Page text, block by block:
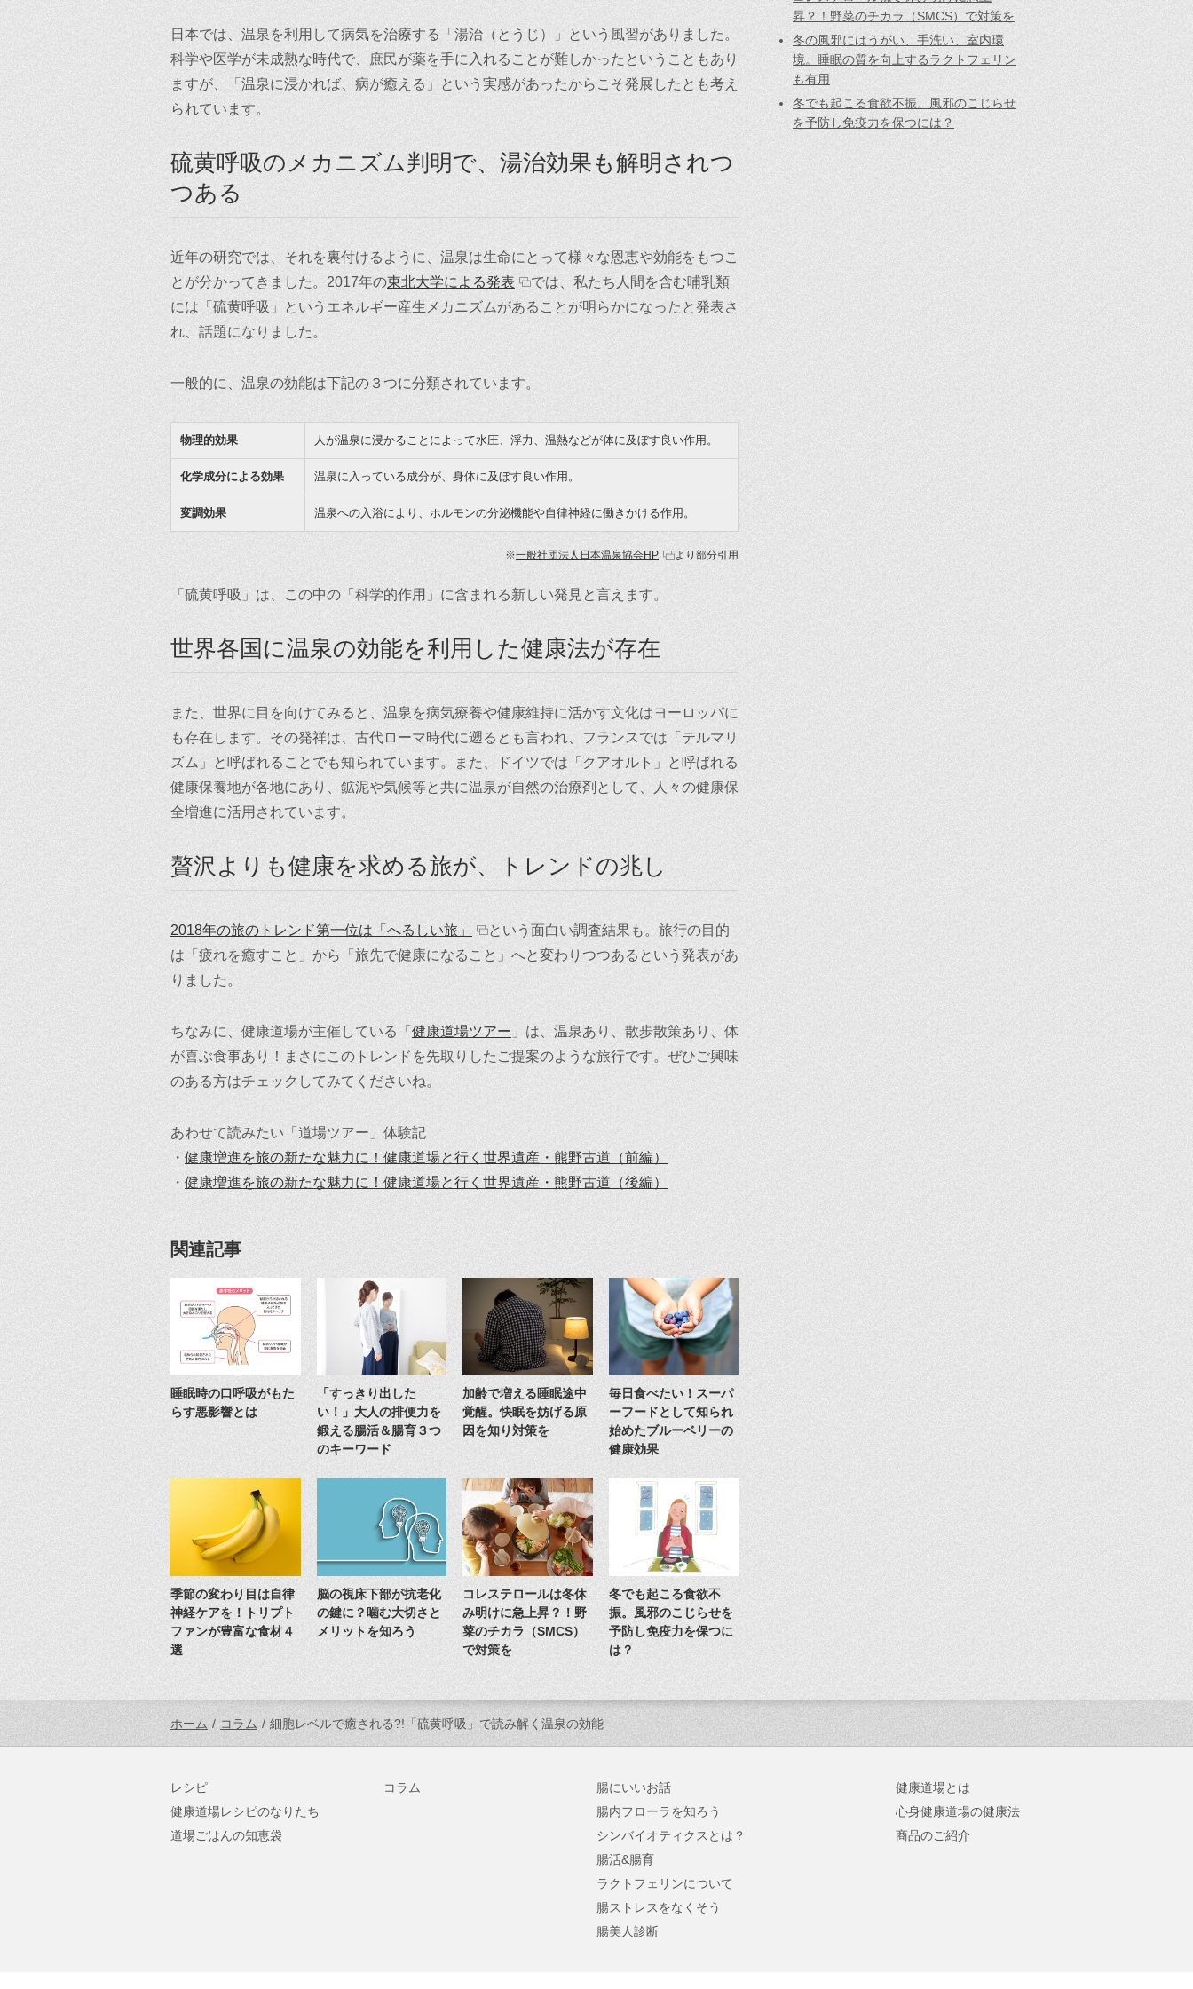
日本では、温泉を利用して病気を治療する「湯治（とうじ）」という風習がありました。
科学や医学が未成熟な時代で、庶民が薬を手に入れることが難しかったということもあり
ますが、「温泉に浸かれば、病が癒える」という実感があったからこそ発展したとも考え
られています。
硫黄呼吸のメカニズム判明で、湯治効果も解明されつ
つある
近年の研究では、それを裏付けるように、温泉は生命にとって様々な恩恵や効能をもつこ
とが分かってきました。2017年の東北大学による発表
では、私たち人間を含む哺乳類
には「硫黄呼吸」というエネルギー産生メカニズムがあることが明らかになったと発表さ
れ、話題になりました。
一般的に、温泉の効能は下記の３つに分類されています。
物理的効果 人が温泉に浸かることによって水圧、浮力、温熱などが体に及ぼす良い作用。
化学成分による効果 温泉に入っている成分が、身体に及ぼす良い作用。
変調効果 温泉への入浴により、ホルモンの分泌機能や自律神経に働きかける作用。
※一般社団法人日本温泉協会HP より部分引用
「硫黄呼吸」は、この中の「科学的作用」に含まれる新しい発見と言えます。
世界各国に温泉の効能を利用した健康法が存在
また、世界に目を向けてみると、温泉を病気療養や健康維持に活かす文化はヨーロッパに
も存在します。その発祥は、古代ローマ時代に遡るとも言われ、フランスでは「テルマリ
ズム」と呼ばれることでも知られています。また、ドイツでは「クアオルト」と呼ばれる
健康保養地が各地にあり、鉱泥や気候等と共に温泉が自然の治療剤として、人々の健康保
全増進に活用されています。
贅沢よりも健康を求める旅が、トレンドの兆し
2018年の旅のトレンド第一位は「へるしい旅」
という面白い調査結果も。旅行の目的
は「疲れを癒すこと」から「旅先で健康になること」へと変わりつつあるという発表があ
りました。
ちなみに、健康道場が主催している「健康道場ツアー 」は、温泉あり、散歩散策あり、体
が喜ぶ食事あり！まさにこのトレンドを先取りしたご提案のような旅行です。ぜひご興味
のある方はチェックしてみてくださいね。
あわせて読みたい「道場ツアー」体験記
・ 健康増進を旅の新たな魅力に！健康道場と行く世界遺産・熊野古道（前編）
・ 健康増進を旅の新たな魅力に！健康道場と行く世界遺産・熊野古道（後編）
関連記事
睡眠時の口呼吸がもた
らす悪影響とは
「すっきり出した
い！」大人の排便力を
鍛える腸活＆腸育３つ
のキーワード
加齢で増える睡眠途中
覚醒。快眠を妨げる原
因を知り対策を
毎日食べたい！スーパ
ーフードとして知られ
始めたブルーベリーの
健康効果
季節の変わり目は自律
神経ケアを！トリプト
ファンが豊富な食材４
選
脳の視床下部が抗老化
の鍵に？噛む大切さと
メリットを知ろう
コレステロールは冬休
み明けに急上昇？！野
菜のチカラ（SMCS）
で対策を
冬でも起こる食欲不
振。風邪のこじらせを
予防し免疫力を保つに
は？
昇？！野菜のチカラ（SMCS）で対策を
冬の風邪にはうがい、手洗い、室内環
境。睡眠の質を向上するラクトフェリン
も有用
冬でも起こる食欲不振。風邪のこじらせ
を予防し免疫力を保つには？
ホーム / コラム / 細胞レベルで癒される?!「硫黄呼吸」で読み解く温泉の効能
レシピ
健康道場レシピのなりたち
道場ごはんの知恵袋
コラム
腸にいいお話
腸内フローラを知ろう
シンバイオティクスとは？
腸活&腸育
ラクトフェリンについて
腸ストレスをなくそう
腸美人診断
健康道場とは
心身健康道場の健康法
商品のご紹介